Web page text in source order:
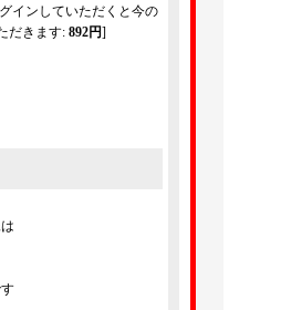
インしていただくと今の
だきます: 892円]